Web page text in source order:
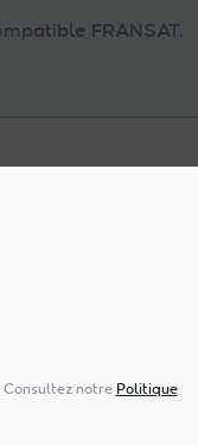
Consultez notre Politique
FRANSAT.